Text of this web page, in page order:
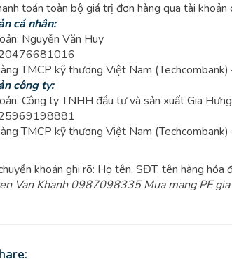
toán toàn bộ giá trị đơn hàng qua tài
cá nhân:
Nguyễn Văn Huy
TMCP kỹ thương Việt Nam (Techcombank)
công ty:
Công ty TNHH đầu tư và sản xuất Gia Hưng
TMCP kỹ thương Việt Nam (Techcombank)
khoản ghi rõ: Họ tên, SĐT, tên hàng hóa
Van Khanh 0987098335 Mua mang PE